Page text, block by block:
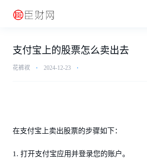
支付宝上的股票怎么卖出去
花裤衩 ⋅ 2024-12-23 ⋅
在支付宝上卖出股票的步骤如下：
1. 打开支付宝应用并登录您的账户。